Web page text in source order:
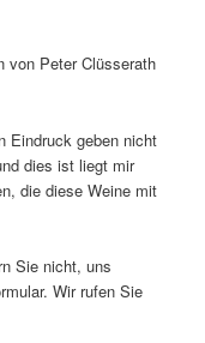
von Peter Clüsserath
Eindruck geben nicht
dies ist liegt mir
die diese Weine mit
Sie nicht, uns
Wir rufen Sie